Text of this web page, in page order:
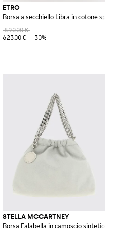
con Paisley jacquard
ETRO
Borsa a secchiello Libra in cotone
890,00 €
623,00 €
-30%
STELLA MCCARTNEY
Borsa Falabella in camoscio sintetico